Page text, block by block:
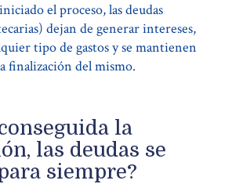
el proceso, las deudas
dejan de generar intereses,
tipo de gastos y se mantienen
finalización del mismo.
la
las deudas se
siempre?